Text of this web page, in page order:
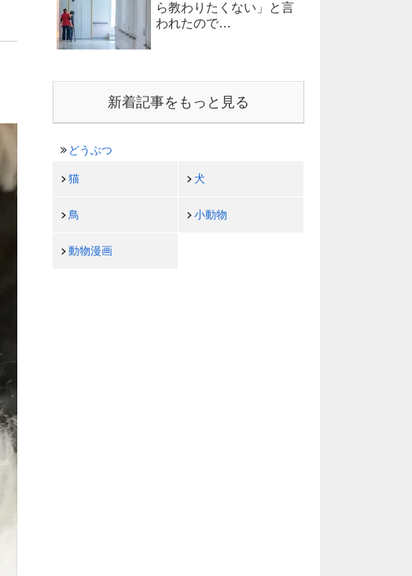
ら教わりたくない」と言
われたので…
新着記事をもっと見る
どうぶつ
猫 犬
鳥 小動物
動物漫画